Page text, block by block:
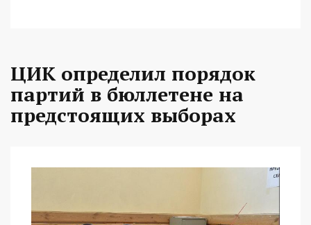
ЦИК определил порядок
партий в бюллетене на
предстоящих выборах